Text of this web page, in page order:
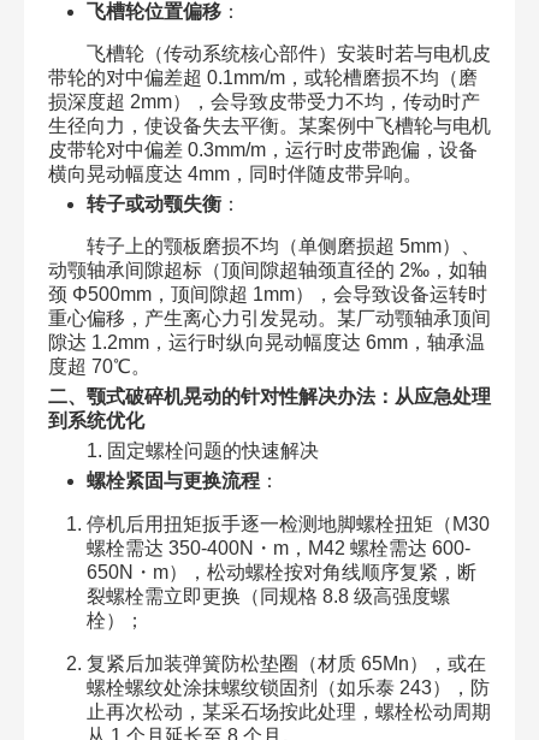
飞槽轮位置偏移：​
飞槽轮（传动系统核心部件）安装时若与电机皮
带轮的对中偏差超 0.1mm/m，或轮槽磨损不均（磨
损深度超 2mm），会导致皮带受力不均，传动时产
生径向力，使设备失去平衡。某案例中飞槽轮与电机
皮带轮对中偏差 0.3mm/m，运行时皮带跑偏，设备
横向晃动幅度达 4mm，同时伴随皮带异响。​
转子或动颚失衡：​
转子上的颚板磨损不均（单侧磨损超 5mm）、
动颚轴承间隙超标（顶间隙超轴颈直径的 2‰，如轴
颈 Φ500mm，顶间隙超 1mm），会导致设备运转时
重心偏移，产生离心力引发晃动。某厂动颚轴承顶间
隙达 1.2mm，运行时纵向晃动幅度达 6mm，轴承温
度超 70℃。​
二、颚式破碎机晃动的针对性解决办法：从应急处理
到系统优化​
1. 固定螺栓问题的快速解决​
螺栓紧固与更换流程：​
停机后用扭矩扳手逐一检测地脚螺栓扭矩（M30
螺栓需达 350-400N・m，M42 螺栓需达 600-
650N・m），松动螺栓按对角线顺序复紧，断
裂螺栓需立即更换（同规格 8.8 级高强度螺
栓）；​
复紧后加装弹簧防松垫圈（材质 65Mn），或在
螺栓螺纹处涂抹螺纹锁固剂（如乐泰 243），防
止再次松动，某采石场按此处理，螺栓松动周期